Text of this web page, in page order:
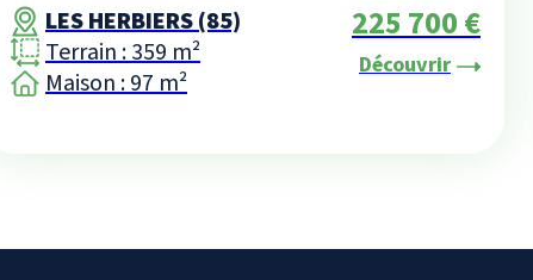
LES HERBIERS (85)
Terrain : 359 m²
Maison : 97 m²
225 700 €
Découvrir